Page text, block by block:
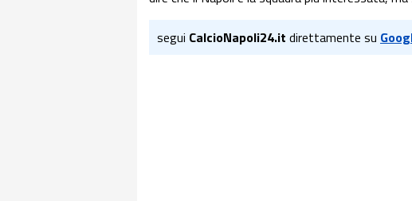
segui CalcioNapoli24.it direttamente su